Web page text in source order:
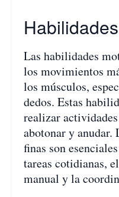
Las habilidades
los movimientos
los músculos,
dedos. Estas
realizar
abotonar y anudar.
finas son
tareas cotidianas,
manual y la